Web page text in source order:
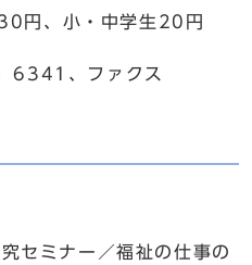
円、小・中学生20円
、ファクス
セミナー／福祉の仕事の